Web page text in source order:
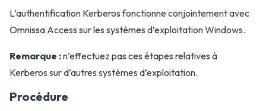
L’authentification Kerberos fonctionne conjointement avec
Omnissa Access sur les systèmes d’exploitation Windows.
Remarque :n’effectuez pas ces étapes relatives à
Kerberos sur d’autres systèmes d’exploitation.
Procédure